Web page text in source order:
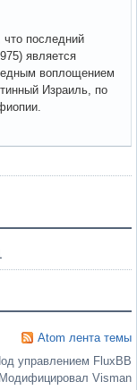
последний
является
воплощением
Израиль, по
Atom лента темы
управлением FluxBB
Модифицировал Visman